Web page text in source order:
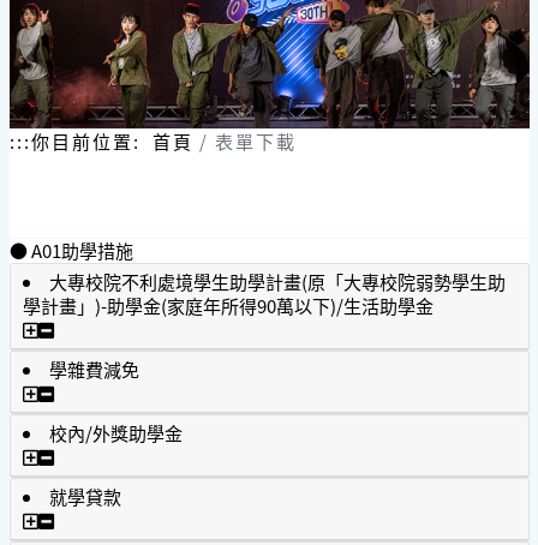
:::你目前位置: 首頁 表單下載
● A01助學措施
大專校院不利處境學生助學計畫(原「大專校院弱勢學生助
學計畫」)-助學金(家庭年所得90萬以下)/生活助學金
大專校院不利處境學生助學計畫(原「大專校院弱勢學生助
學雜費減免
學雜費減免
校內/外獎助學金
校內/外獎助學金
就學貸款
就學貸款